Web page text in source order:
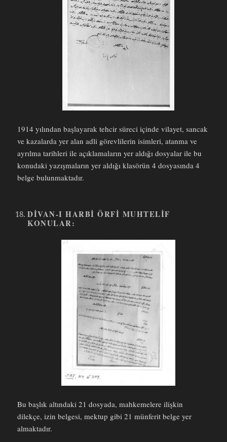
1914 yılından başlayarak tehcir süreci içinde vilayet, sancak
ve kazalarda yer alan adli görevlilerin isimleri, atanma ve
ayrılma tarihleri ile açıklamaların yer aldığı dosyalar ile bu
konudaki yazışmaların yer aldığı klasörün 4 dosyasında 4
belge bulunmaktadır.
DIVAN-I HARBI ÖRFI MUHTELIF
KONULAR:
Bu başlık altındaki 21 dosyada, mahkemelere ilişkin
dilekçe, izin belgesi, mektup gibi 21 münferit belge yer
almaktadır.